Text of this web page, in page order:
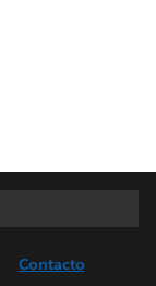
Contacto